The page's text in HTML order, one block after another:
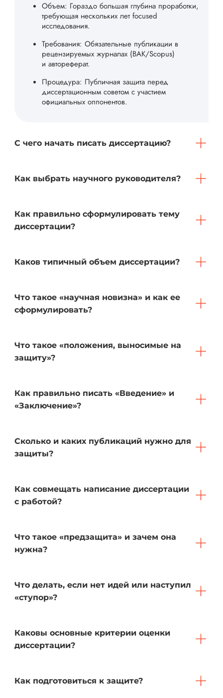
Объем: Гораздо большая глубина проработки,
требующая нескольких лет focused
исследования.
Требования: Обязательные публикации в
рецензируемых журналах (ВАК/Scopus)
и автореферат.
Процедура: Публичная защита перед
диссертационным советом с участием
официальных оппонентов.
С чего начать писать диссертацию?
Как выбрать научного руководителя?
Как правильно сформулировать тему
диссертации?
Каков типичный объем диссертации?
Что такое «научная новизна» и как ее
сформулировать?
Что такое «положения, выносимые на
защиту»?
Как правильно писать «Введение» и
«Заключение»?
Сколько и каких публикаций нужно для
защиты?
Как совмещать написание диссертации
с работой?
Что такое «предзащита» и зачем она
нужна?
Что делать, если нет идей или наступил
«ступор»?
Каковы основные критерии оценки
диссертации?
Как подготовиться к защите?